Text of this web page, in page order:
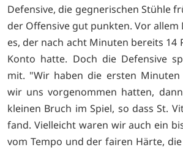
Defensive, die gegnerischen Stühle
der Offensive gut punkten. Vor allem
es, der nach acht Minuten bereits 14
Konto hatte. Doch die Defensive
mit. "Wir haben die ersten Minuten
wir uns vorgenommen hatten,
kleinen Bruch im Spiel, so dass St.
fand. Vielleicht waren wir auch ein
vom Tempo und der fairen Härte,